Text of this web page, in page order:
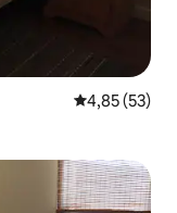
Note
4,85 (53)